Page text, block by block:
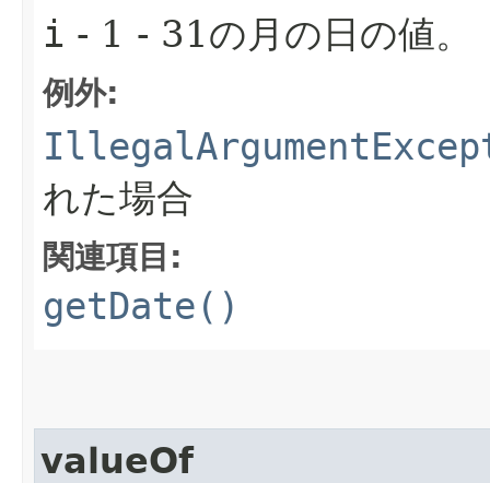
i - 1 - 31の月の日の値。
例外:
れた場合
関連項目:
getDate()
valueOf